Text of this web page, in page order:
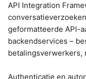
API Integration
geformatteerde API-
backendservices –
betalingsverwerkers,
Authenticatie en